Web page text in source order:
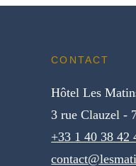
CONTACT
Hôtel Les
3 rue Clauzel -
+33 1 40 38 42